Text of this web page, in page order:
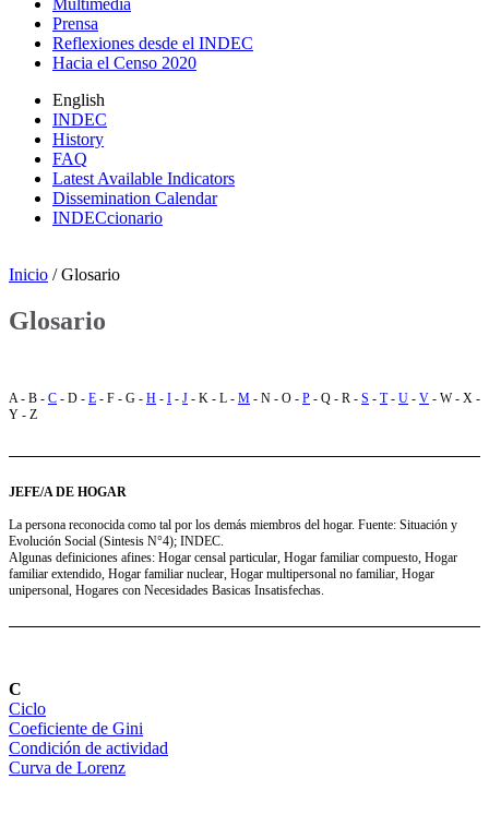
Multimedia
Prensa
Reflexiones desde el INDEC
Hacia el Censo 2020
English
INDEC
History
FAQ
Latest Available Indicators
Dissemination Calendar
INDECcionario
Inicio / Glosario
Glosario
A - B - C - D - E - F - G - H - I - J - K - L - M - N - O - P - Q - R - S - T- U - V - W - X -
Y - Z
JEFE/A DE HOGAR
La persona reconocida como tal por los demás miembros del hogar. Fuente: Situación y
Evolución Social (Sintesis N°4); INDEC.
Algunas definiciones afines: Hogar censal particular, Hogar familiar compuesto, Hogar
familiar extendido, Hogar familiar nuclear, Hogar multipersonal no familiar, Hogar
unipersonal, Hogares con Necesidades Basicas Insatisfechas.
C
Ciclo
Coeficiente de Gini
Condición de actividad
Curva de Lorenz